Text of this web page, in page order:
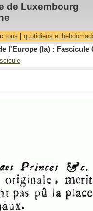
de Luxembourg
tous quotidiens et
l'Europe (la) : Fascicule